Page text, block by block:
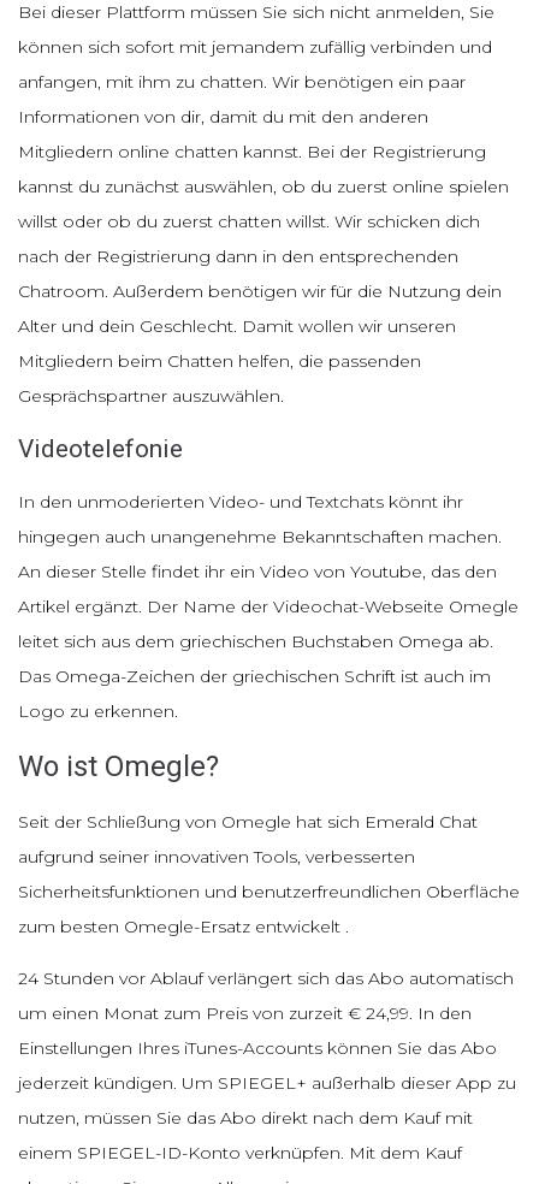
Bei dieser Plattform müssen Sie sich nicht anmelden, Sie
können sich sofort mit jemandem zufällig verbinden und
anfangen, mit ihm zu chatten. Wir benötigen ein paar
Informationen von dir, damit du mit den anderen
Mitgliedern online chatten kannst. Bei der Registrierung
kannst du zunächst auswählen, ob du zuerst online spielen
willst oder ob du zuerst chatten willst. Wir schicken dich
nach der Registrierung dann in den entsprechenden
Chatroom. Außerdem benötigen wir für die Nutzung dein
Alter und dein Geschlecht. Damit wollen wir unseren
Mitgliedern beim Chatten helfen, die passenden
Gesprächspartner auszuwählen.
Videotelefonie
In den unmoderierten Video- und Textchats könnt ihr
hingegen auch unangenehme Bekanntschaften machen.
An dieser Stelle findet ihr ein Video von Youtube, das den
Artikel ergänzt. Der Name der Videochat-Webseite Omegle
leitet sich aus dem griechischen Buchstaben Omega ab.
Das Omega-Zeichen der griechischen Schrift ist auch im
Logo zu erkennen.
Wo ist Omegle?
Seit der Schließung von Omegle hat sich Emerald Chat
aufgrund seiner innovativen Tools, verbesserten
Sicherheitsfunktionen und benutzerfreundlichen Oberfläche
zum besten Omegle-Ersatz entwickelt .
24 Stunden vor Ablauf verlängert sich das Abo automatisch
um einen Monat zum Preis von zurzeit € 24,99. In den
Einstellungen Ihres iTunes-Accounts können Sie das Abo
jederzeit kündigen. Um SPIEGEL+ außerhalb dieser App zu
nutzen, müssen Sie das Abo direkt nach dem Kauf mit
einem SPIEGEL-ID-Konto verknüpfen. Mit dem Kauf